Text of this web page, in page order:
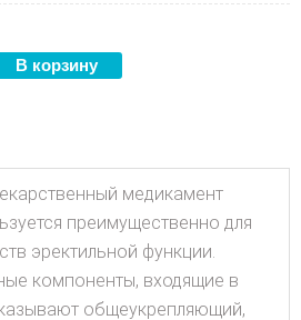
медикамент
преимущественно для
эректильной функции.
компоненты, входящие в
общеукрепляющий,